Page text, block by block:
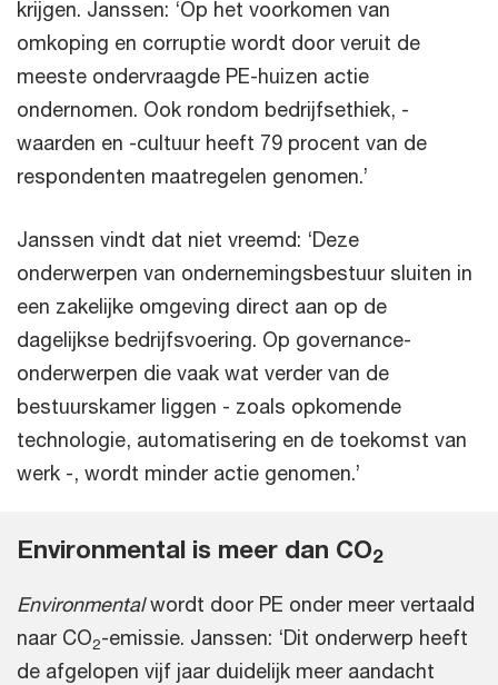
krijgen. Janssen: ‘Op het voorkomen van
omkoping en corruptie wordt door veruit de
meeste ondervraagde PE-huizen actie
ondernomen. Ook rondom bedrijfsethiek, -
waarden en -cultuur heeft 79 procent van de
respondenten maatregelen genomen.’
Janssen vindt dat niet vreemd: ‘Deze
onderwerpen van ondernemingsbestuur sluiten in
een zakelijke omgeving direct aan op de
dagelijkse bedrijfsvoering. Op governance-
onderwerpen die vaak wat verder van de
bestuurskamer liggen - zoals opkomende
technologie, automatisering en de toekomst van
werk -, wordt minder actie genomen.’
Environmental is meer dan CO2
Environmentalwordt door PE onder meer vertaald
naar CO2-emissie. Janssen: ‘Dit onderwerp heeft
de afgelopen vijf jaar duidelijk meer aandacht